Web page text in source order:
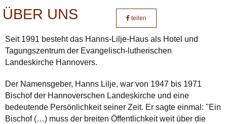
ÜBER UNS teilen
Seit 1991 besteht das Hanns-Lilje-Haus als Hotel und
Tagungszentrum der Evangelisch-lutherischen
Landeskirche Hannovers.
Der Namensgeber, Hanns Lilje, war von 1947 bis 1971
Bischof der Hannoverschen Landeskirche und eine
bedeutende Persönlichkeit seiner Zeit. Er sagte einmal: "Ein
Bischof (…) muss der breiten Öffentlichkeit weit über die